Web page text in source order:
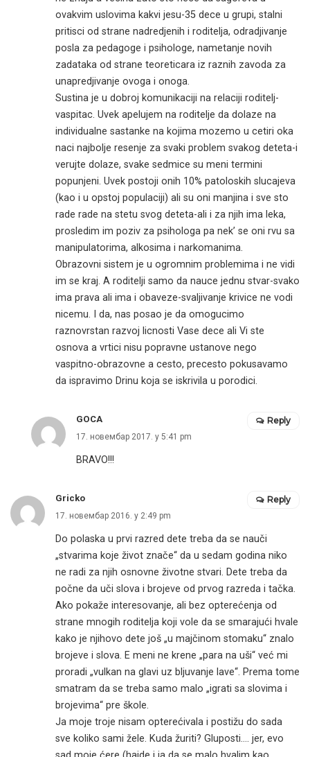
ovakvim uslovima kakvi jesu-35 dece u grupi, stalni
pritisci od strane nadredjenih i roditelja, odradjivanje
posla za pedagoge i psihologe, nametanje novih
zadataka od strane teoreticara iz raznih zavoda za
unapredjivanje ovoga i onoga.
Sustina je u dobroj komunikaciji na relaciji roditelj-
vaspitac. Uvek apelujem na roditelje da dolaze na
individualne sastanke na kojima mozemo u cetiri oka
naci najbolje resenje za svaki problem svakog deteta-i
verujte dolaze, svake sedmice su meni termini
popunjeni. Uvek postoji onih 10% patoloskih slucajeva
(kao i u opstoj populaciji) ali su oni manjina i sve sto
rade rade na stetu svog deteta-ali i za njih ima leka,
prosledim im poziv za psihologa pa nek’ se oni rvu sa
manipulatorima, alkosima i narkomanima.
Obrazovni sistem je u ogromnim problemima i ne vidi
im se kraj. A roditelji samo da nauce jednu stvar-svako
ima prava ali ima i obaveze-svaljivanje krivice ne vodi
nicemu. I da, nas posao je da omogucimo
raznovrstan razvoj licnosti Vase dece ali Vi ste
osnova a vrtici nisu popravne ustanove nego
vaspitno-obrazovne a cesto, precesto pokusavamo
da ispravimo Drinu koja se iskrivila u porodici.
GOCA
17. новембар 2017. у 5:41 pm
BRAVO!!!
Reply
Gricko
17. новембар 2016. у 2:49 pm
Do polaska u prvi razred dete treba da se nauči
„stvarima koje život znače“ da u sedam godina niko
ne radi za njih osnovne životne stvari. Dete treba da
počne da uči slova i brojeve od prvog razreda i tačka.
Ako pokaže interesovanje, ali bez opterećenja od
strane mnogih roditelja koji vole da se smarajući hvale
kako je njihovo dete još „u majčinom stomaku“ znalo
brojeve i slova. E meni ne krene „para na uši“ već mi
proradi „vulkan na glavi uz bljuvanje lave“. Prema tome
smatram da se treba samo malo „igrati sa slovima i
brojevima“ pre škole.
Ja moje troje nisam opterećivala i postižu do sada
sve koliko sami žele. Kuda žuriti? Gluposti…. jer, evo
Reply